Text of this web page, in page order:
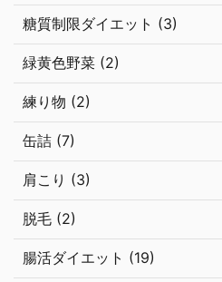
糖質制限ダイエット (3)
緑黄色野菜 (2)
練り物 (2)
缶詰 (7)
肩こり (3)
脱毛 (2)
腸活ダイエット (19)